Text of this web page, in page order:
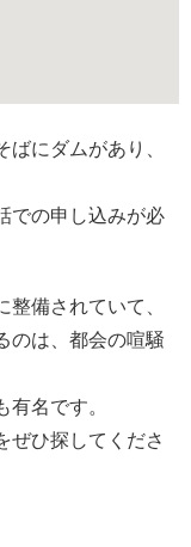
にダムがあり、
での申し込みが必
備されていて、
のは、都会の喧騒
名です。
ぜひ探してくださ